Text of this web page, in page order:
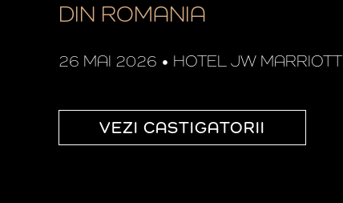
DIN ROMANIA
26 MAI 2026 • HOTEL JW MARRIOTT
VEZI CASTIGATORII